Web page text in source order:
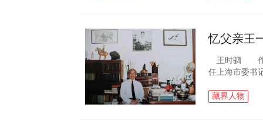
忆父亲王
王时驷 作为
任上海市委书
年代后期，王
藏界人物